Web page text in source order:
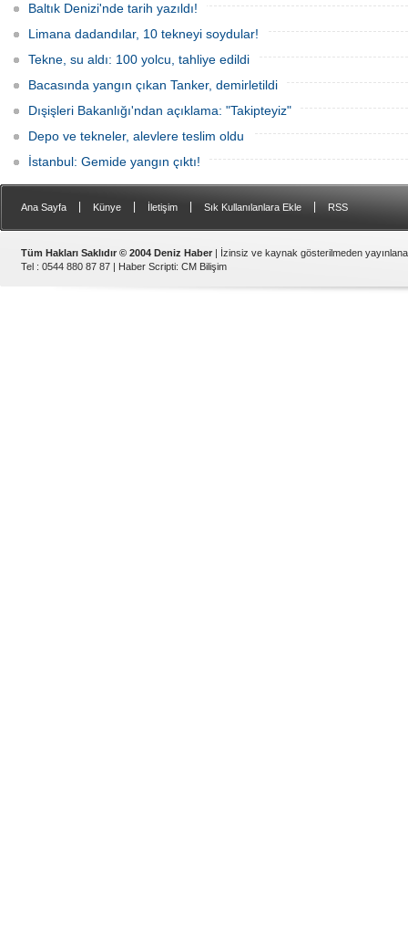
Baltık Denizi'nde tarih yazıldı!
Limana dadandılar, 10 tekneyi soydular!
Tekne, su aldı: 100 yolcu, tahliye edildi
Bacasında yangın çıkan Tanker, demirletildi
Dışişleri Bakanlığı'ndan açıklama: "Takipteyiz"
Depo ve tekneler, alevlere teslim oldu
İstanbul: Gemide yangın çıktı!
Ana Sayfa Künye İletişim Sık Kullanılanlara Ekle RSS
Tüm Hakları Saklıdır © 2004 Deniz Haber | İzinsiz ve kaynak gösterilmeden
Tel : 0544 880 87 87 | Haber Scripti: CM Bilişim